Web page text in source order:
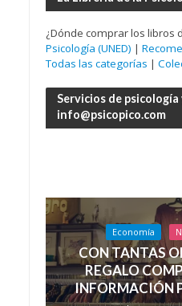
¿Dónde comprar los libros
Psicología (UNED) |
Todas las categorías |
Servicios de
info@psicopico.com
Economía
CON TANTAS
REGALO
INFORMACIÓN